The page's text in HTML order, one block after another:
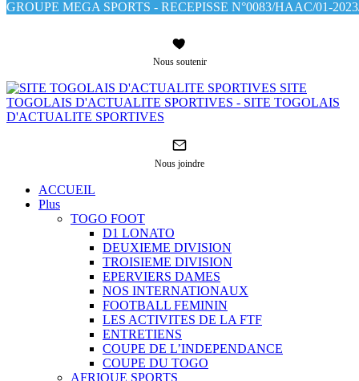
GROUPE MEGA SPORTS - RECEPISSE N°0083/HAAC/01-
Nous soutenir
SITE
TOGOLAIS D'ACTUALITE SPORTIVES - SITE TOGOLAIS
D'ACTUALITE SPORTIVES
Nous joindre
ACCUEIL
Plus
TOGO FOOT
D1 LONATO
DEUXIEME DIVISION
TROISIEME DIVISION
EPERVIERS DAMES
NOS INTERNATIONAUX
FOOTBALL FEMININ
LES ACTIVITES DE LA FTF
ENTRETIENS
COUPE DE L’INDEPENDANCE
COUPE DU TOGO
AFRIQUE SPORTS